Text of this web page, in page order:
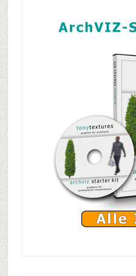
Textur
Holzlamelle
Sidebar